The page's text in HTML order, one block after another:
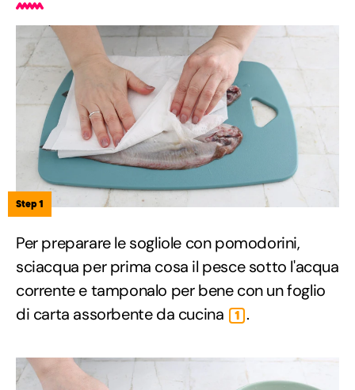
Step 1
Per preparare le sogliole con pomodorini,
sciacqua per prima cosa il pesce sotto l'acqua
corrente e tamponalo per bene con un foglio
di carta assorbente da cucina
1 .